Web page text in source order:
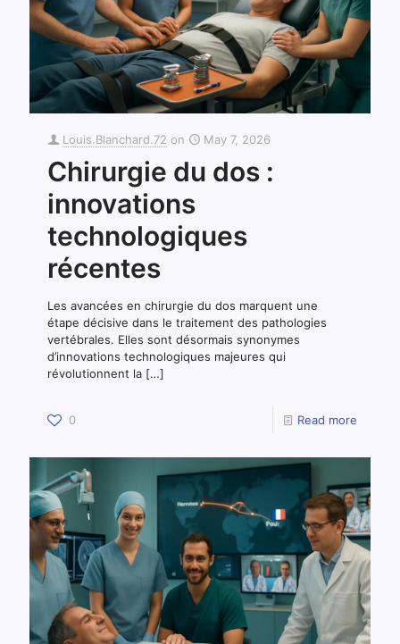
Louis.Blanchard.72 on May 7, 2026
Chirurgie du dos :
innovations
technologiques
récentes
Les avancées en chirurgie du dos marquent une
étape décisive dans le traitement des pathologies
vertébrales. Elles sont désormais synonymes
d’innovations technologiques majeures qui
révolutionnent la […]
0 Read more